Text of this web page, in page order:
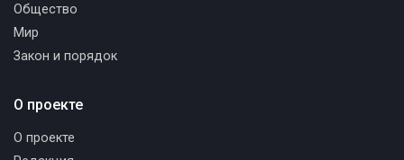
Общество
Мир
Закон и порядок
О проекте
О проекте